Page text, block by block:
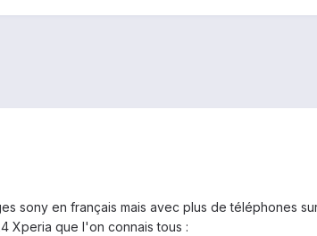
sony en français mais avec plus de téléphones
Xperia que l'on connais tous :